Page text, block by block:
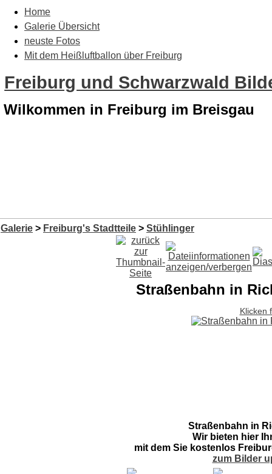
Home
Galerie Übersicht
neuste Fotos
Mit dem Heißluftballon über Freiburg
Freiburg und Schwarzwald
Wilkommen in Freiburg im Breisgau
Galerie > Freiburg's Stadtteile > Stühlinger
Straßenbahn in
Klicken
Straßenbahn in
Wir bieten hier
mit dem Sie kostenlos
zum Bilder